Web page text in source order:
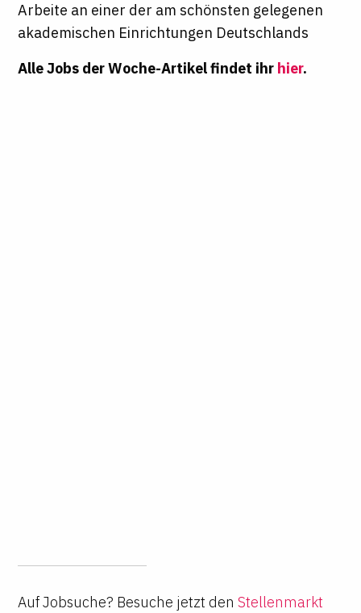
Arbeite an einer der am schönsten gelegenen
akademischen Einrichtungen Deutschlands
Alle Jobs der Woche-Artikel findet ihr hier.
Auf Jobsuche? Besuche jetzt den Stellenmarkt